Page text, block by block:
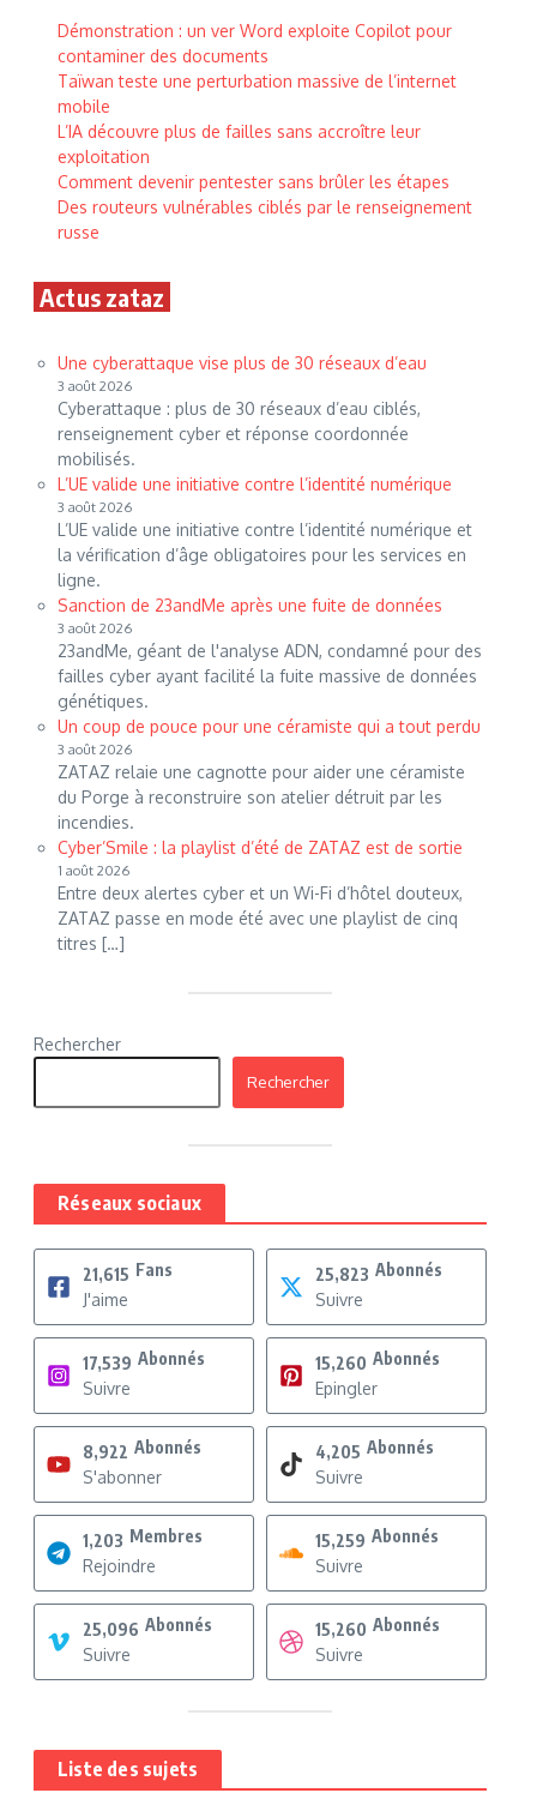
Démonstration : un ver Word exploite Copilot pour
contaminer des documents
Taïwan teste une perturbation massive de l’internet
mobile
L’IA découvre plus de failles sans accroître leur
exploitation
Comment devenir pentester sans brûler les étapes
Des routeurs vulnérables ciblés par le renseignement
russe
Actus zataz
Une cyberattaque vise plus de 30 réseaux d’eau
3 août 2026
Cyberattaque : plus de 30 réseaux d’eau ciblés,
renseignement cyber et réponse coordonnée
mobilisés.
L’UE valide une initiative contre l’identité numérique
3 août 2026
L’UE valide une initiative contre l’identité numérique et
la vérification d’âge obligatoires pour les services en
ligne.
Sanction de 23andMe après une fuite de données
3 août 2026
23andMe, géant de l'analyse ADN, condamné pour des
failles cyber ayant facilité la fuite massive de données
génétiques.
Un coup de pouce pour une céramiste qui a tout perdu
3 août 2026
ZATAZ relaie une cagnotte pour aider une céramiste
du Porge à reconstruire son atelier détruit par les
incendies.
Cyber’Smile : la playlist d’été de ZATAZ est de sortie
1 août 2026
Entre deux alertes cyber et un Wi-Fi d’hôtel douteux,
ZATAZ passe en mode été avec une playlist de cinq
titres […]
Rechercher
Rechercher
Réseaux sociaux
21,615 Fans
J'aime
25,823 Abonnés
Suivre
17,539 Abonnés
Suivre
15,260 Abonnés
Epingler
8,922 Abonnés
S'abonner
4,205 Abonnés
Suivre
1,203 Membres
Rejoindre
15,259 Abonnés
Suivre
25,096 Abonnés
Suivre
15,260 Abonnés
Suivre
Liste des sujets